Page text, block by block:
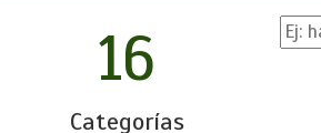
16
Categorías